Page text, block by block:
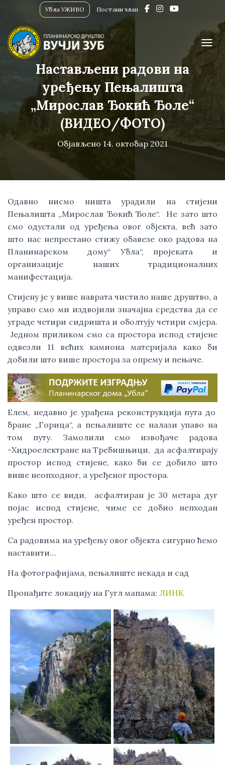
Убла УЖИВО Постани члан
Настављени радови на
уређењу Пењалишта
„Мирослав Ђокић Ђоле“
(ВИДЕО/ФОТО)
Објављено 14. октобар 2021
Одавно нисмо ништа урадили на стијени
Пењалишта „Мирослав Ђокић Ђоле“. Не зато што
смо одустали од уређења овог објекта, већ зато
што нас непрестано стижу обавезе око радова на
Планинарском дому“ Убла“, пројеката и
организације наших традиционалних
манифестација.
Стијену је у више наврата чистило наше друштво, а
управо смо ми издвојили значајна средства да се
уграде четири сидришта и оболтују четири смјера.
Једном приликом смо са простора испод стијене
одвезли 11 већих камиона материјала како би
добили што више простора за опрему и пењаче.
Елем, недавно је урађена реконструкција пута до
бране „Горица“, а пењалиште се налази упаво на
том путу. Замолили смо извођаче радова
-Хидроелектране на Требишњици, да асфалтирају
простор испод стијене, како би се добило што
више неопходног, а уређеног простора.
Како што се види, асфалтиран је 30 метара дуг
појас испод стијене, чиме се добио непходан
уређен простор.
Са радовима на уређењу овог објекта сигурно ћемо
наставити…
На фотографијама, пењалиште некада и сад
Пронађите локацију на Гугл мапама: ЛИНК